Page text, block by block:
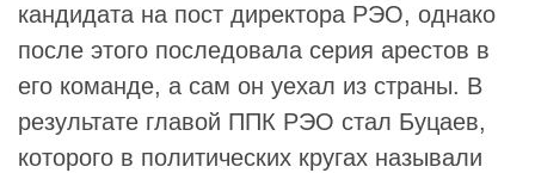
кандидата на пост директора РЭО, однако
после этого последовала серия арестов в
его команде, а сам он уехал из страны. В
результате главой ППК РЭО стал Буцаев,
которого в политических кругах называли